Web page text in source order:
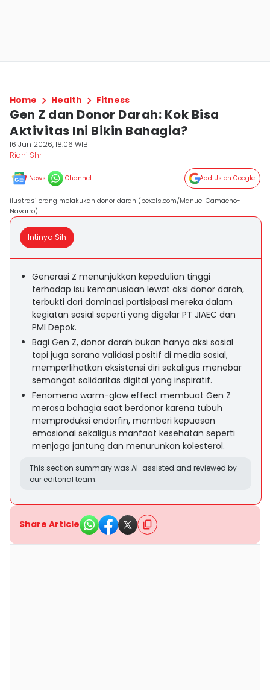
Home Health Fitness
Gen Z dan Donor Darah: Kok Bisa
Aktivitas Ini Bikin Bahagia?
16 Jun 2026, 18:06 WIB
Riani Shr
News Channel Add Us on Google
ilustrasi orang melakukan donor darah (pexels.com/Manuel Camacho-
Navarro)
Intinya Sih
Generasi Z menunjukkan kepedulian tinggi
terhadap isu kemanusiaan lewat aksi donor darah,
terbukti dari dominasi partisipasi mereka dalam
kegiatan sosial seperti yang digelar PT JIAEC dan
PMI Depok.
Bagi Gen Z, donor darah bukan hanya aksi sosial
tapi juga sarana validasi positif di media sosial,
memperlihatkan eksistensi diri sekaligus menebar
semangat solidaritas digital yang inspiratif.
Fenomena warm-glow effect membuat Gen Z
merasa bahagia saat berdonor karena tubuh
memproduksi endorfin, memberi kepuasan
emosional sekaligus manfaat kesehatan seperti
menjaga jantung dan menurunkan kolesterol.
This section summary was AI-assisted and reviewed by
our editorial team.
Share Article